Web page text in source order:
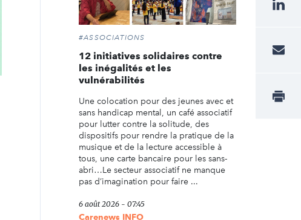
#ASSOCIATIONS
12 initiatives solidaires contre
les inégalités et les
vulnérabilités
Une colocation pour des jeunes avec et
sans handicap mental, un café associatif
pour lutter contre la solitude, des
dispositifs pour rendre la pratique de la
musique et de la lecture accessible à
tous, une carte bancaire pour les sans-
abri…Le secteur associatif ne manque
pas d’imagination pour faire ...
6 août 2026 - 07:45
Carenews INFO